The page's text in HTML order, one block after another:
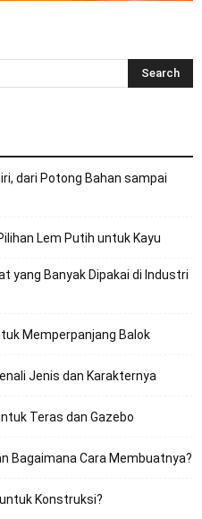
dari Potong Bahan sampai
Lem Putih untuk Kayu
yang Banyak Dipakai di Industri
Memperpanjang Balok
Jenis dan Karakternya
Teras dan Gazebo
Bagaimana Cara Membuatnya?
Konstruksi?